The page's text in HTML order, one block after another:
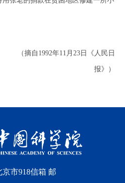
11月23日《人民日
报》）
市918信箱 邮